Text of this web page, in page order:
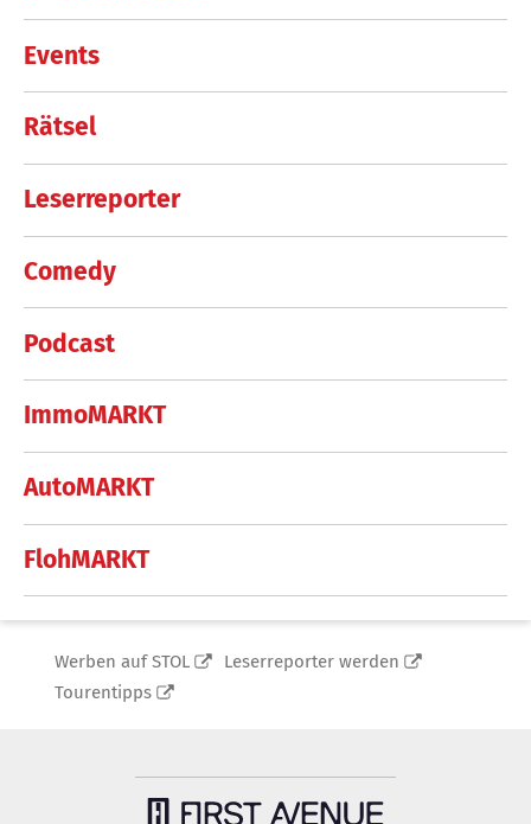
Events
Rätsel
Leserreporter
Comedy
Podcast
ImmoMARKT
AutoMARKT
FlohMARKT
Werben auf STOL
Leserreporter werden
Tourentipps